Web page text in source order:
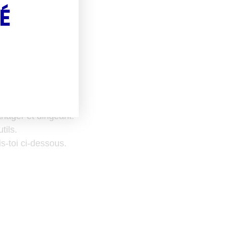
et dirigeant.
toi ci-dessous.